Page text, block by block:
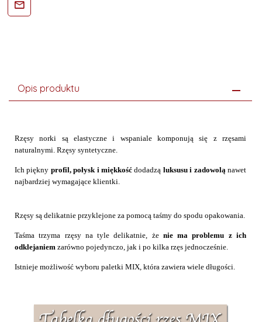
Opis produktu
Rzęsy norki są elastyczne i wspaniale komponują się z rzęsami
naturalnymi. Rzęsy syntetyczne.
Ich piękny profil, połysk i miękkość dodadzą luksusu i zadowoląnawet
najbardziej wymagające klientki.
Rzęsy są delikatnie przyklejone za pomocą taśmy do spodu opakowania.
Taśma trzyma rzęsy na tyle delikatnie, że nie ma problemu z ich
odklejaniem zarówno pojedynczo, jak i po kilka rzęs jednocześnie.
Istnieje możliwość wyboru paletki MIX, która zawiera wiele długości.